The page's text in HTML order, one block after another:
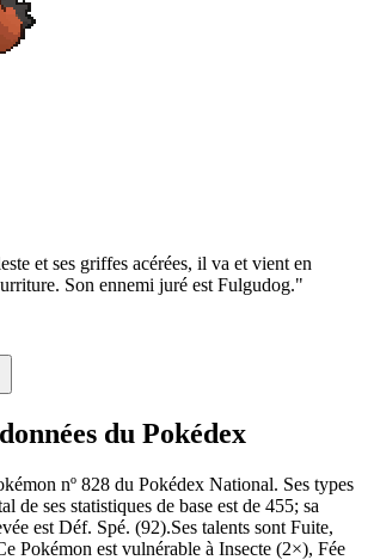
et ses griffes acérées, il va et vient en
Son ennemi juré est Fulgudog."
du Pokédex
nº 828 du Pokédex National. Ses types
de ses statistiques de base est de 455; sa
est Déf. Spé. (92).Ses talents sont Fuite,
Pokémon est vulnérable à Insecte (2×), Fée